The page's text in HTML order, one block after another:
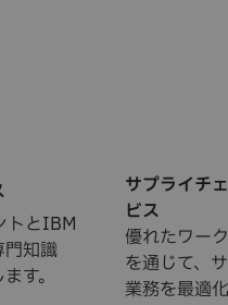
トとIBM
門知識
す。
サプライチ
ビス
優れたワー
を通じて、
業務を最適化